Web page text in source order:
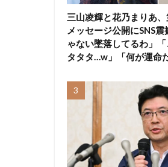
三山凌輝と花乃まりあ
メッセージ公開にSNS
ゃない墜落してるわ」
タタタ…w」「何が運命